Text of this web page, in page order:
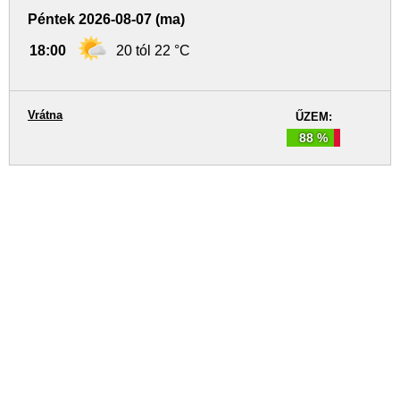
Péntek 2026-08-07 (ma)
18:00 20 tól 22 °C
ŰZEM:
88 %
Vrátna